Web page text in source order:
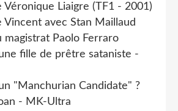
Véronique Liaigre (TF1 - 2001)
Vincent avec Stan Maillaud
magistrat Paolo Ferraro
fille de prêtre sataniste -
"Manchurian Candidate" ?
- MK-Ultra